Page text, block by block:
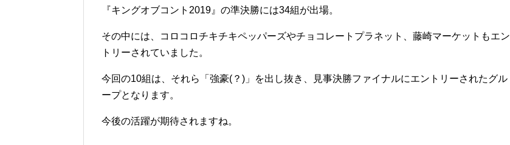
『キングオブコント2019』の準決勝には34組が出場。
その中には、コロコロチキチキペッパーズやチョコレートプラネット、藤崎マーケットもエン
トリーされていました。
今回の10組は、それら「強豪(？)」を出し抜き、見事決勝ファイナルにエントリーされたグル
ープとなります。
今後の活躍が期待されますね。